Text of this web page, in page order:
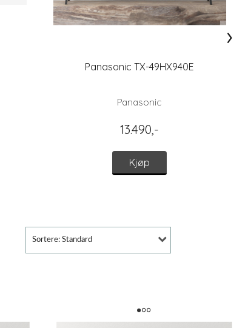
Panasonic TX-49HX940E
Panasonic
13.490,-
Kjøp
›
Sortere: Standard